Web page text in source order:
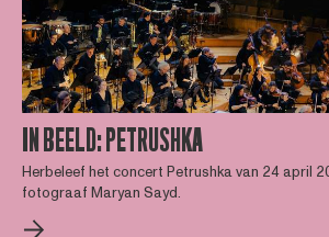
IN BEELD: PETRUSHKA
Herbeleef het concert Petrushka van 24 april
fotograaf Maryan Sayd.